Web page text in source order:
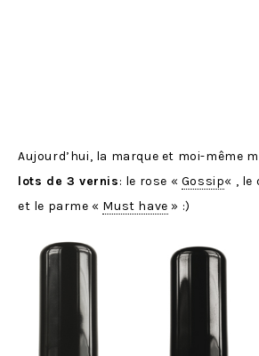
Aujourd’hui, la marque et moi-même
lots de 3 vernis: le rose « Gossip« , le
et le parme « Must have » :)